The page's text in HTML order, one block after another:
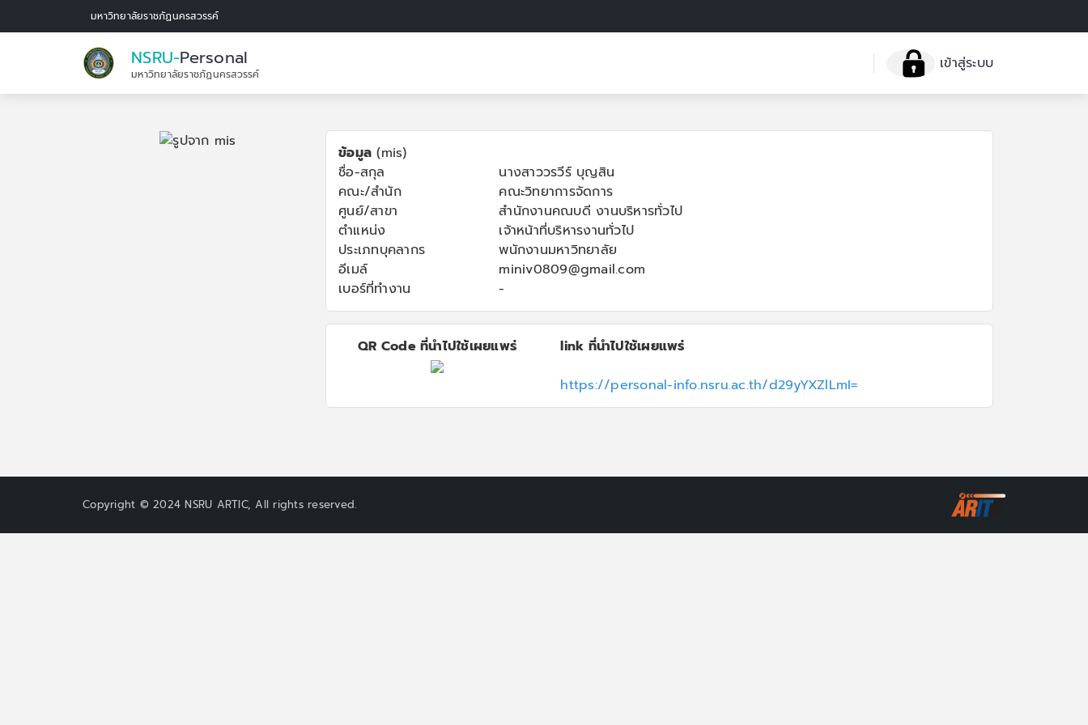
มหาวิทยาลัยราชภัฏนครสวรรค์
NSRU-Personal
มหาวิทยาลัยราชภัฏนครสวรรค์
เข้าสู่ระบบ
ข้อมูล (mis)
ชื่อ-สกุล
นางสาววรวีร์ บุญสิน
คณะ/สำนัก
คณะวิทยาการจัดการ
ศูนย์/สาขา
สำนักงานคณบดี งานบริหารทั่วไป
ตำแหน่ง
เจ้าหน้าที่บริหารงานทั่วไป
ประเภทบุคลากร
พนักงานมหาวิทยาลัย
อีเมล์
miniv0809@gmail.com
เบอร์ที่ทำงาน
-
QR Code ที่นำไปใช้เผยแพร่
link ที่นำไปใช้เผยแพร่
https://personal-info.nsru.ac.th/d29yYXZlLmI=
Copyright © 2024 NSRU ARTIC, All rights reserved.